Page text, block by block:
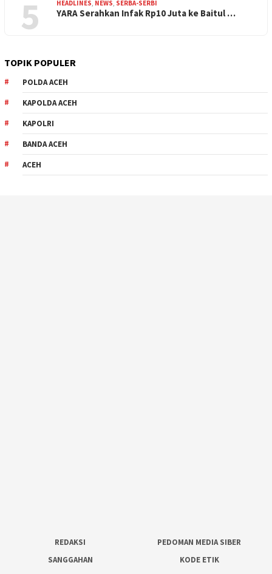
5 HEADLINES, NEWS, SERBA-SERBI
YARA Serahkan Infak Rp10 Juta ke Baitul …
TOPIK POPULER
POLDA ACEH
KAPOLDA ACEH
KAPOLRI
BANDA ACEH
ACEH
REDAKSI
PEDOMAN MEDIA SIBER
SANGGAHAN
KODE ETIK